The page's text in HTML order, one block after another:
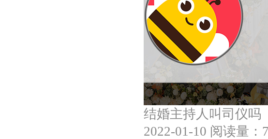
结婚主持人叫司仪吗
2022-01-10 阅读量：